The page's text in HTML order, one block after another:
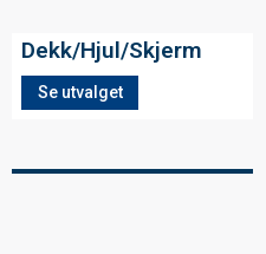
Dekk/Hjul/Skjerm
Se utvalget